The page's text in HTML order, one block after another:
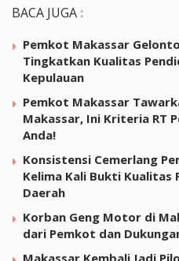
BACA JUGA :
Pemkot Makassar
Tingkatkan Kualitas
Kepulauan
Pemkot Makassar
Makassar, Ini Kriteria RT
Anda!
Konsistensi Cemerlang
Kelima Kali Bukti Kualitas
Daerah
Korban Geng Motor di
dari Pemkot dan
Makassar Kembali Jadi